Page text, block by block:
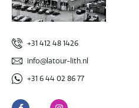
+31 412 48 1426
info@latour-lith.nl
+31 6 44 02 86 77